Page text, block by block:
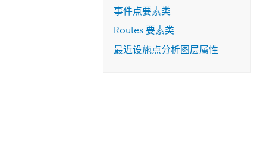
事件点要素类
Routes 要素类
最近设施点分析图层属性